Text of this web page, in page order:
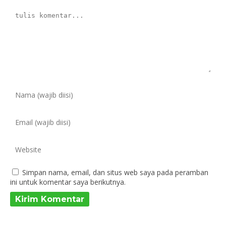
Simpan nama, email, dan situs web saya pada peramban
ini untuk komentar saya berikutnya.